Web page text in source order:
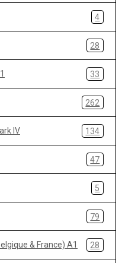
4
28
33
262
IV 134
47
5
79
& France) A1 28